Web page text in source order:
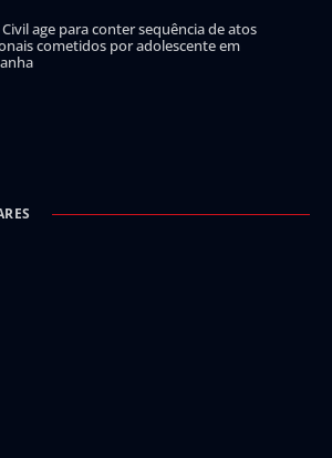
Civil age para conter sequência de atos
cometidos por adolescente em